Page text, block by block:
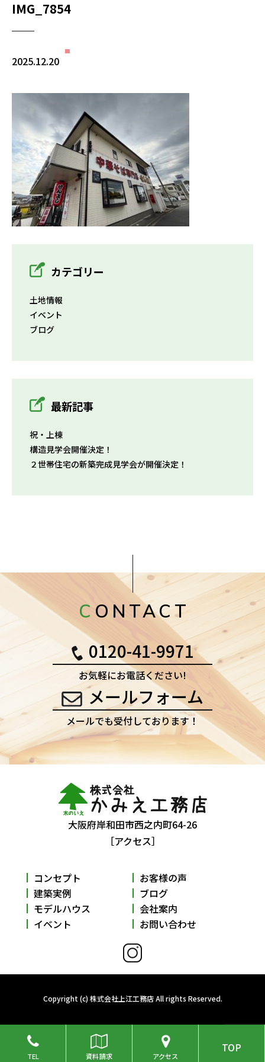
IMG_7854
2025.12.20
カテゴリー
土地情報
イベント
ブログ
最新記事
祝・上棟
構造見学会開催決定！
２世帯住宅の新築完成見学会が開催決定！
CONTACT
0120-41-9971
お気軽にお電話ください!
メールフォーム
メールでも受付しております！
大阪府岸和田市西之内町64-26
［アクセス］
コンセプト
建築実例
モデルハウス
イベント
お客様の声
ブログ
会社案内
お問い合わせ
Copyright (c) 株式会社上江工務店 All rights Reserved.
TEL 資料請求 アクセス
TOP